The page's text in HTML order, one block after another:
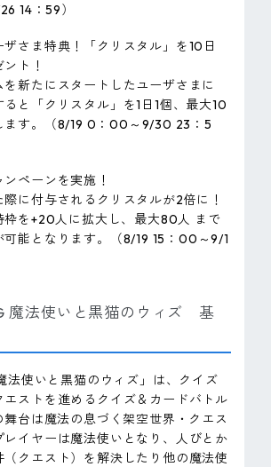
14：59）
さま特典！「クリスタル」を10日
ト！
新たにスタートしたユーザさまに
ると「クリスタル」を1日1個、最大10
ます。（8/19 0：00～9/30 23：5
ペーンを実施！
に付与されるクリスタルが2倍に！
枠を+20人に拡大し、最大80人 まで
可能となります。（8/19 15：00～9/1
魔法使いと黒猫のウィズ 基
法使いと黒猫のウィズ」は、クイズ
エストを進めるクイズ＆カードバトル
舞台は魔法の息づく架空世界・クエス
レイヤーは魔法使いとなり、人びとか
（クエスト）を解決したり他の魔法使